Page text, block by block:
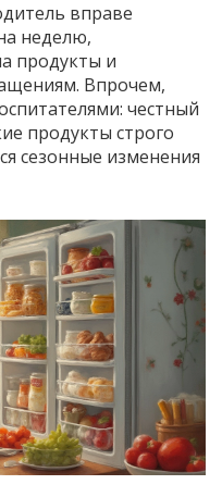
вправе
неделю,
продукты и
Впрочем,
честный
продукты строго
сезонные изменения